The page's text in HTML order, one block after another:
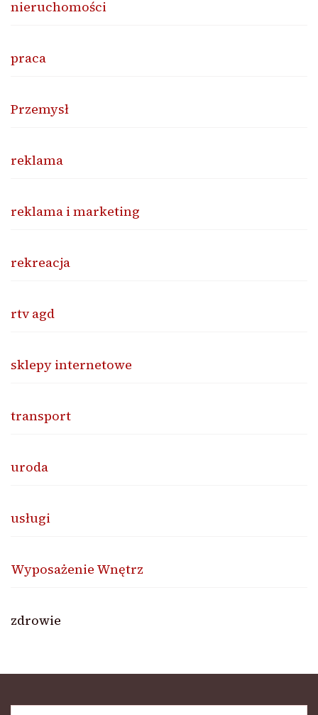
nieruchomości
praca
Przemysł
reklama
reklama i marketing
rekreacja
rtv agd
sklepy internetowe
transport
uroda
usługi
Wyposażenie Wnętrz
zdrowie